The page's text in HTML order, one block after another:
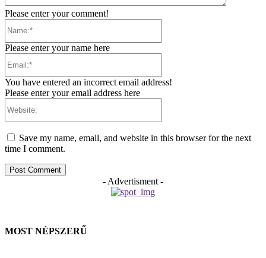
Please enter your comment!
Please enter your name here
You have entered an incorrect email address!
Please enter your email address here
Save my name, email, and website in this browser for the next
time I comment.
- Advertisment -
MOST NÉPSZERŰ